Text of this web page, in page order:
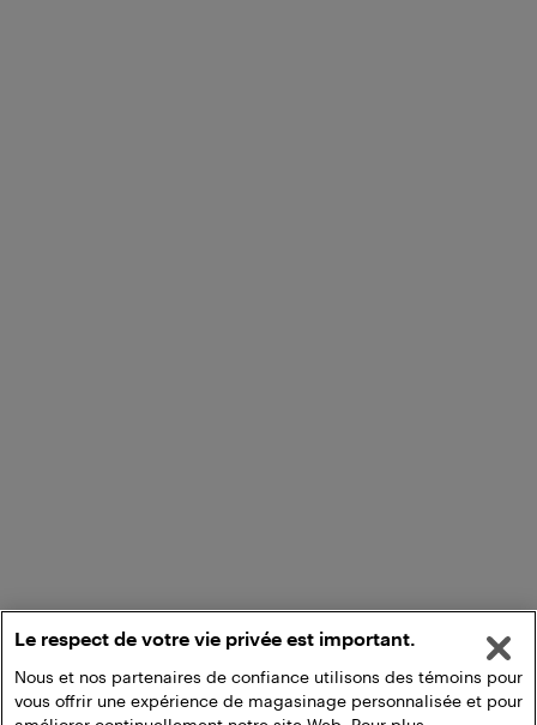
Le respect de votre vie privée est important.
Nous et nos partenaires de confiance utilisons des témoins pour
vous offrir une expérience de magasinage personnalisée et pour